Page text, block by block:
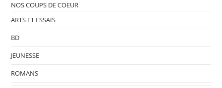
NOS COUPS DE COEUR
ARTS ET ESSAIS
BD
JEUNESSE
ROMANS